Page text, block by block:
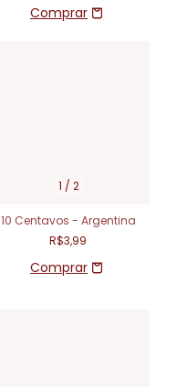
1 / 2
10 Centavos - Argentina
R$3,99